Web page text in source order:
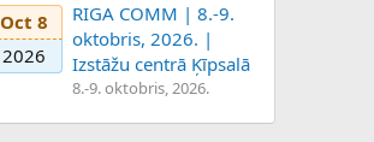
Oct 8
2026
RIGA COMM | 8.-9.
oktobris, 2026. |
Izstāžu centrā Ķīpsalā
8.-9. oktobris, 2026.